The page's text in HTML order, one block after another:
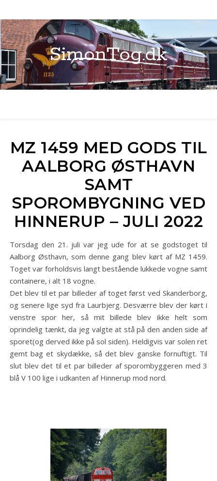
SimonTog.dk
MZ 1459 MED GODS TIL
AALBORG ØSTHAVN
SAMT
SPOROMBYGNING VED
HINNERUP – JULI 2022
Torsdag den 21. juli var jeg ude for at se godstoget til
Aalborg Østhavn, som denne gang blev kørt af MZ 1459.
Toget var forholdsvis langt bestående lukkede vogne samt
containere, i alt 18 vogne.
Det blev til et par billeder af toget først ved Skanderborg,
og senere lige syd fra Laurbjerg. Desværre blev der kørt i
venstre spor her, så mit billede blev ikke helt som
oprindelig tænkt, da jeg valgte at stå på den anden side af
sporet(og derved ikke på sol siden). Heldigvis var solen ret
gemt bag et skydække, så det blev ganske fornuftigt. Til
slut blev det til et par billeder af sporombyggeren med 3
blå V 100 lige i udkanten af Hinnerup mod nord.